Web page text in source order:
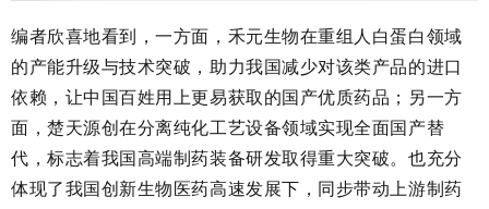
编者欣喜地看到，一方面，禾元生物在重组人白蛋白领域
的产能升级与技术突破，助力我国减少对该类产品的进口
依赖，让中国百姓用上更易获取的国产优质药品；另一方
面，楚天源创在分离纯化工艺设备领域实现全面国产替
代，标志着我国高端制药装备研发取得重大突破。也充分
体现了我国创新生物医药高速发展下，同步带动上游制药